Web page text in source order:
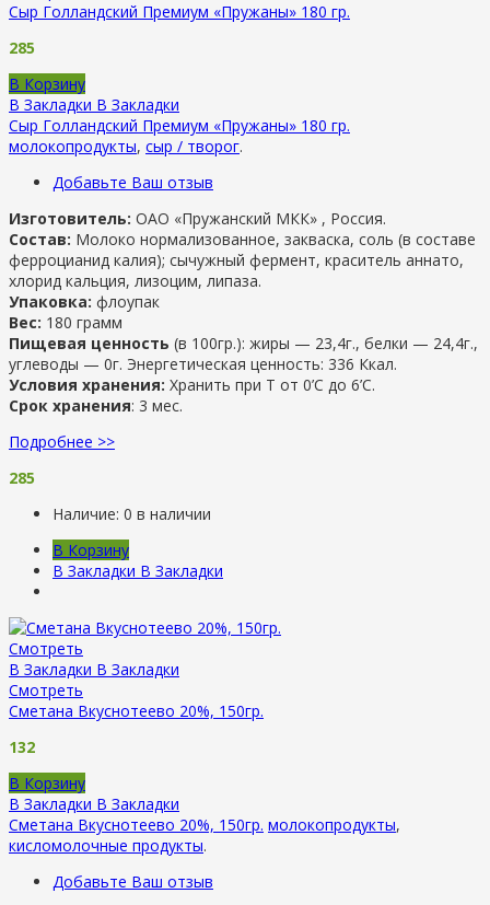
Сыр Голландский Премиум «Пружаны» 180 гр.
285
В Корзину
В Закладки В Закладки
Сыр Голландский Премиум «Пружаны» 180 гр.
молокопродукты, сыр / творог.
Добавьте Ваш отзыв
Изготовитель: ОАО «Пружанский МКК» , Россия.
Состав: Молоко нормализованное, закваска, соль (в составе
ферроцианид калия); сычужный фермент, краситель аннато,
хлорид кальция, лизоцим, липаза.
Упаковка: флоупак
Вес: 180 грамм
Пищевая ценность (в 100гр.): жиры — 23,4г., белки — 24,4г.,
углеводы — 0г. Энергетическая ценность: 336 Ккал.
Условия хранения: Хранить при Т от 0’С до 6’C.
Срок хранения: 3 мес.
Подробнее >>
285
Наличие: 0 в наличии
В Корзину
В Закладки В Закладки
Смотреть
В Закладки В Закладки
Смотреть
Сметана Вкуснотеево 20%, 150гр.
132
В Корзину
В Закладки В Закладки
Сметана Вкуснотеево 20%, 150гр. молокопродукты,
кисломолочные продукты.
Добавьте Ваш отзыв